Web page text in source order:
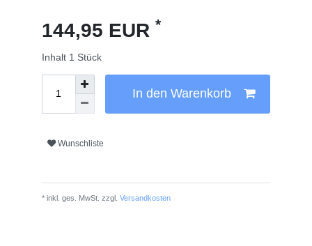
144,95 EUR *
Inhalt 1 Stück
In den Warenkorb
Wunschliste
* inkl. ges. MwSt. zzgl. Versandkosten